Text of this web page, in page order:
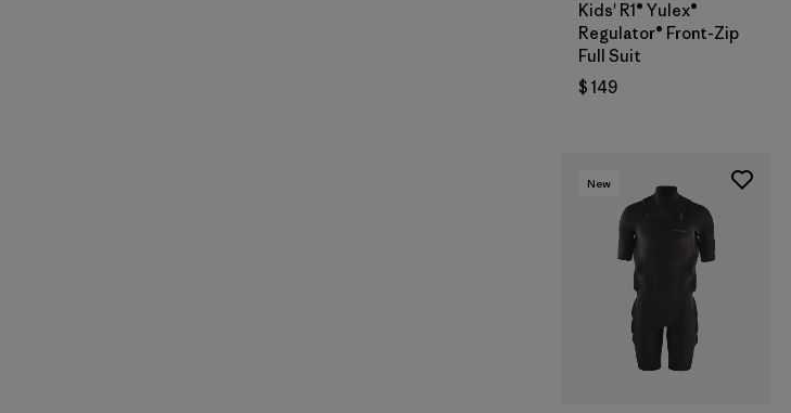
Kids' R1® Yulex®
Regulator® Front-Zip
Full Suit
$ 149
New